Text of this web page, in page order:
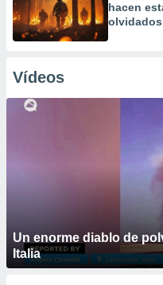
hacen
olvidados
Vídeos
Un enorme diablo de
Italia